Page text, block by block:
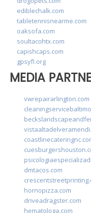
ediblechalk.com
tabletennisnearme.com
oaksofa.com
soultacohtx.com
capishcaps.com
gpsyfl.org
MEDIA
vwrepairarlington.com
dmtacos.com
hornopizza.com
driveadragster.com
hematologa.com